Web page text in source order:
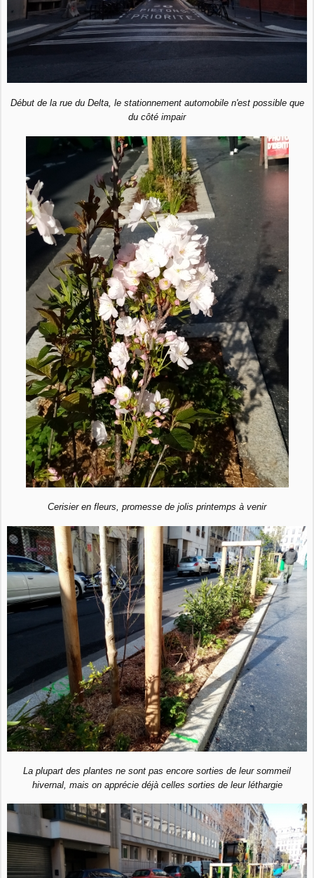
Début de la rue du Delta, le stationnement automobile n'est possible que
du côté impair
Cerisier en fleurs, promesse de jolis printemps à venir
La plupart des plantes ne sont pas encore sorties de leur sommeil
hivernal, mais on apprécie déjà celles sorties de leur léthargie